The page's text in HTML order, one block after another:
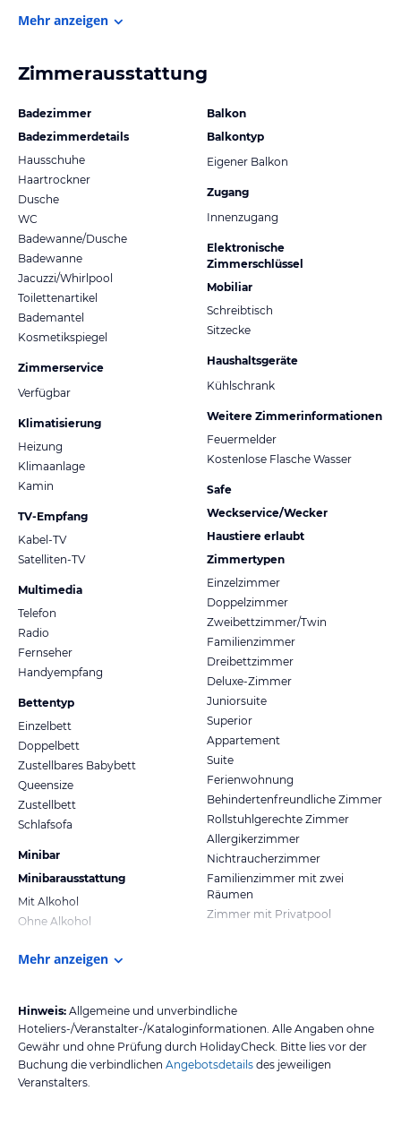
Mehr anzeigen
Zimmerausstattung
Badezimmer
Badezimmerdetails
Hausschuhe
Haartrockner
Dusche
WC
Badewanne/Dusche
Badewanne
Jacuzzi/Whirlpool
Toilettenartikel
Bademantel
Kosmetikspiegel
Zimmerservice
Verfügbar
Klimatisierung
Heizung
Klimaanlage
Kamin
TV-Empfang
Kabel-TV
Satelliten-TV
Multimedia
Telefon
Radio
Fernseher
Handyempfang
Bettentyp
Einzelbett
Doppelbett
Zustellbares Babybett
Queensize
Zustellbett
Schlafsofa
Minibar
Minibarausstattung
Mit Alkohol
Ohne Alkohol
Balkon
Balkontyp
Eigener Balkon
Zugang
Innenzugang
Elektronische
Zimmerschlüssel
Mobiliar
Schreibtisch
Sitzecke
Haushaltsgeräte
Kühlschrank
Weitere Zimmerinformationen
Feuermelder
Kostenlose Flasche Wasser
Safe
Weckservice/Wecker
Haustiere erlaubt
Zimmertypen
Einzelzimmer
Doppelzimmer
Zweibettzimmer/Twin
Familienzimmer
Dreibettzimmer
Deluxe-Zimmer
Juniorsuite
Superior
Appartement
Suite
Ferienwohnung
Behindertenfreundliche Zimmer
Rollstuhlgerechte Zimmer
Allergikerzimmer
Nichtraucherzimmer
Familienzimmer mit zwei
Räumen
Zimmer mit Privatpool
Mehr anzeigen
Hinweis: Allgemeine und unverbindliche
Hoteliers-/Veranstalter-/Kataloginformationen. Alle Angaben ohne
Gewähr und ohne Prüfung durch HolidayCheck. Bitte lies vor der
Buchung die verbindlichen Angebotsdetails des jeweiligen
Veranstalters.